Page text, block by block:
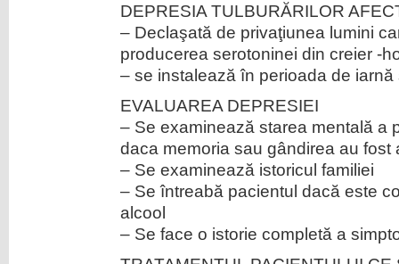
DEPRESIA TULBURĂRILOR
– Declaşată de privaţiunea lumini
producerea serotoninei din creier -
– se instalează în perioada de
EVALUAREA DEPRESIEI
– Se examinează starea mentală a
daca memoria sau gândirea au fost
– Se examinează istoricul familiei
– Se întreabă pacientul dacă este
alcool
– Se face o istorie completă a